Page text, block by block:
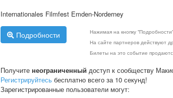
Internationales Filmfest Emden-Norderney
Подробности
Нажимая на кнопку
На сайте партнеров действуют
Билеты на это событие
Получите неограниченный доступ к сообществу
Регистрируйтесь бесплатно всего за 10 секунд!
Зарегистрированные пользователи могут: